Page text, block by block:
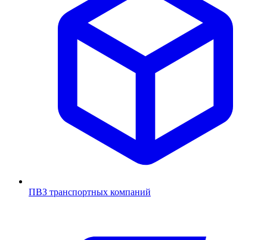
ПВЗ транспортных компаний